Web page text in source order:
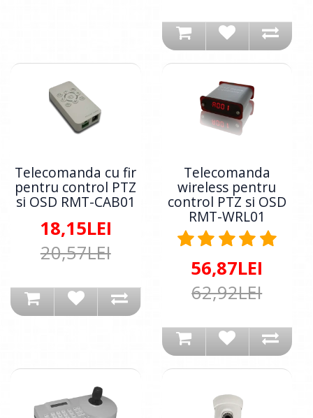
Telecomanda cu fir
pentru control PTZ
si OSD RMT-CAB01
18,15LEI
20,57LEI
Telecomanda
wireless pentru
control PTZ si OSD
RMT-WRL01
56,87LEI
62,92LEI